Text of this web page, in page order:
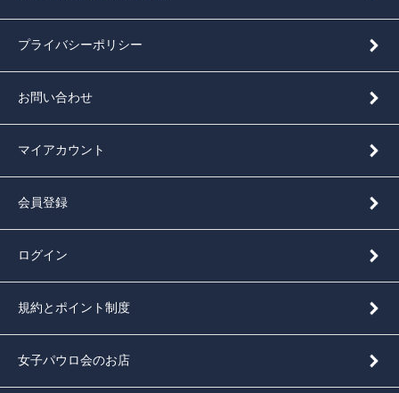
プライバシーポリシー
お問い合わせ
マイアカウント
会員登録
ログイン
規約とポイント制度
女子パウロ会のお店